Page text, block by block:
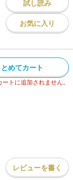
試し読み
お気に入り
とめてカート
トに追加されません。
レビューを書く